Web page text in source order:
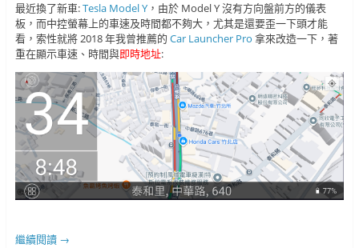
最近換了新車:Tesla Model Y，由於 Model Y 沒有方向盤前方的儀表
板，而中控螢幕上的車速及時間都不夠大，尤其是還要歪一下頭才能
看，索性就將 2018 年我曾推薦的 Car Launcher Pro 拿來改造一下，著
重在顯示車速、時間與即時地址:
繼續閱讀 →